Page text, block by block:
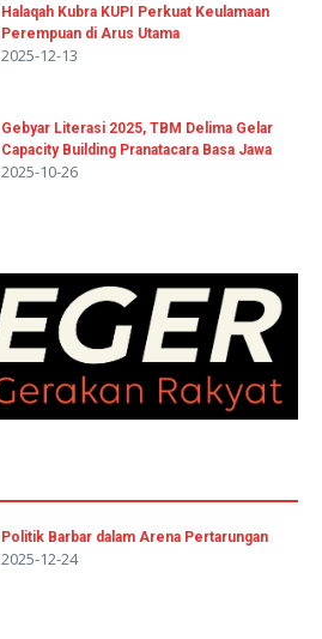
Halaqah Kubra KUPI Perkuat Keulamaan
Perempuan di Arus Utama
2025-12-13
Gebyar Literasi 2025, TBM Delima Gelar
Capacity Building Pranatacara Basa Jawa
2025-10-26
Politik Barbar dalam Arena Pertarungan
2025-12-24